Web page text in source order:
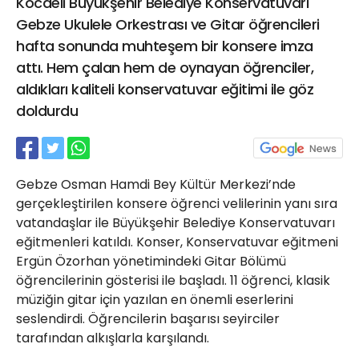
Gebze Ukulele Orkestrası ve Gitar öğrencileri
hafta sonunda muhteşem bir konsere imza
attı. Hem çalan hem de oynayan öğrenciler,
aldıkları kaliteli konservatuvar eğitimi ile göz
doldurdu
Gebze Osman Hamdi Bey Kültür Merkezi’nde
gerçekleştirilen konsere öğrenci velilerinin yanı sıra
vatandaşlar ile Büyükşehir Belediye Konservatuvarı
eğitmenleri katıldı. Konser, Konservatuvar eğitmeni
Ergün Özorhan yönetimindeki Gitar Bölümü
öğrencilerinin gösterisi ile başladı. 11 öğrenci, klasik
müziğin gitar için yazılan en önemli eserlerini
seslendirdi. Öğrencilerin başarısı seyirciler
tarafından alkışlarla karşılandı.
21 Gölcük
02624132333
haber@golcukpostasi.com